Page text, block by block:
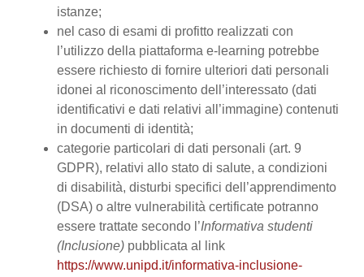
istanze;
nel caso di esami di profitto realizzati con
l’utilizzo della piattaforma e-learning potrebbe
essere richiesto di fornire ulteriori dati personali
idonei al riconoscimento dell’interessato (dati
identificativi e dati relativi all’immagine) contenuti
in documenti di identità;
categorie particolari di dati personali (art. 9
GDPR), relativi allo stato di salute, a condizioni
di disabilità, disturbi specifici dell’apprendimento
(DSA) o altre vulnerabilità certificate potranno
essere trattate secondo l’Informativa studenti
(Inclusione) pubblicata al link
https://www.unipd.it/informativa-inclusione-